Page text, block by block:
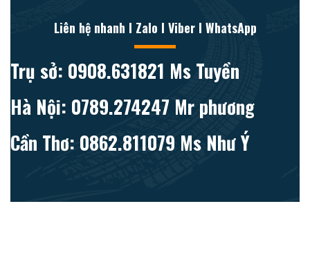
Liên hệ nhanh l Zalo l Viber l WhatsApp
Trụ sở: 0908.631821 Ms Tuyền
Hà Nội: 0789.274247 Mr phương
Cần Thơ: 0862.811079 Ms Như Ý